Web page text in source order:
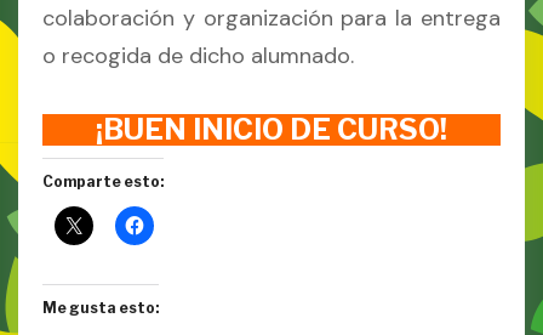
colaboración y organización para la entrega
o recogida de dicho alumnado.
¡BUEN INICIO DE CURSO!
Comparte esto:
Me gusta esto: